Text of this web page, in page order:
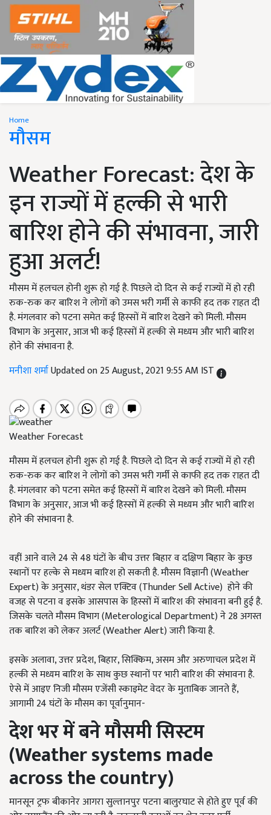
Home
मौसम
Weather Forecast: देश के
इन राज्यों में हल्की से भारी
बारिश होने की संभावना, जारी
हुआ अलर्ट!
मौसम में हलचल होनी शुरू हो गई है. पिछले दो दिन से कई राज्यों में हो रही
रुक-रुक कर बारिश ने लोगों को उमस भरी गर्मी से काफी हद तक राहत दी
है. मंगलवार को पटना समेत कई हिस्सों में बारिश देखने को मिली. मौसम
विभाग के अनुसार, आज भी कई हिस्सों में हल्की से मध्यम और भारी बारिश
होने की संभावना है.
मनीशा शर्माUpdated on 25 August, 2021 9:55 AM IST
Weather Forecast
मौसम में हलचल होनी शुरू हो गई है. पिछले दो दिन से कई राज्यों में हो रही
रुक-रुक कर बारिश ने लोगों को उमस भरी गर्मी से काफी हद तक राहत दी
है. मंगलवार को पटना समेत कई हिस्सों में बारिश देखने को मिली. मौसम
विभाग के अनुसार, आज भी कई हिस्सों में हल्की से मध्यम और भारी बारिश
होने की संभावना है.
वहीं आने वाले 24 से 48 घंटों के बीच उत्तर बिहार व दक्षिण बिहार के कुछ
स्थानों पर हल्के से मध्यम बारिश हो सकती है. मौसम विज्ञानी (Weather
Expert) के अनुसार, थंडर सेल एक्टिव (Thunder Sell Active) होने की
वजह से पटना व इसके आसपास के हिस्सों में बारिश की संभावना बनी हुई है.
जिसके चलते मौसम विभाग (Meterological Department) ने 28 अगस्त
तक बारिश को लेकर अलर्ट (Weather Alert) जारी किया है.
इसके अलावा, उत्तर प्रदेश, बिहार, सिक्किम, असम और अरुणाचल प्रदेश में
हल्की से मध्यम बारिश के साथ कुछ स्थानों पर भारी बारिश की संभावना है.
ऐसे में आइए निजी मौसम एजेंसी स्काइमेट वेदर के मुताबिक जानते हैं,
आगामी 24 घंटों के मौसम का पूर्वानुमान-
देश भर में बने मौसमी सिस्टम
(Weather systems made
across the country)
मानसून ट्रफ बीकानेर आगरा सुल्तानपुर पटना बालुरघाट से होते हुए पूर्व की